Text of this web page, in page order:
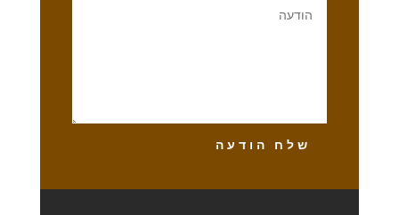
שלח הודעה